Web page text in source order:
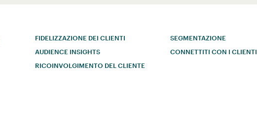
FIDELIZZAZIONE DEI CLIENTI
AUDIENCE INSIGHTS
RICOINVOLGIMENTO DEL CLIENTE
SEGMENTAZIONE
CONNETTITI CON I CLIENTI